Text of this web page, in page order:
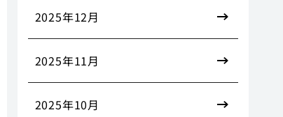
2025年12月
2025年11月
2025年10月